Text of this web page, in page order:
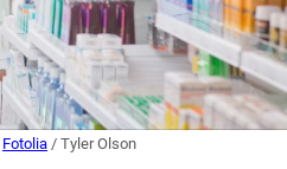
Fotolia / Tyler Olson